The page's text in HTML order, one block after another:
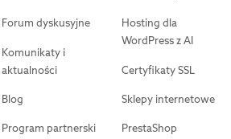
Forum dyskusyjne
Komunikaty i
aktualności
Blog
Program partnerski
Hosting dla
WordPress z AI
Certyfikaty SSL
Sklepy internetowe
PrestaShop